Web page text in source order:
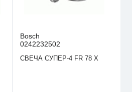
Bosch
0242232502
СВЕЧА СУПЕР-4 FR 78 X